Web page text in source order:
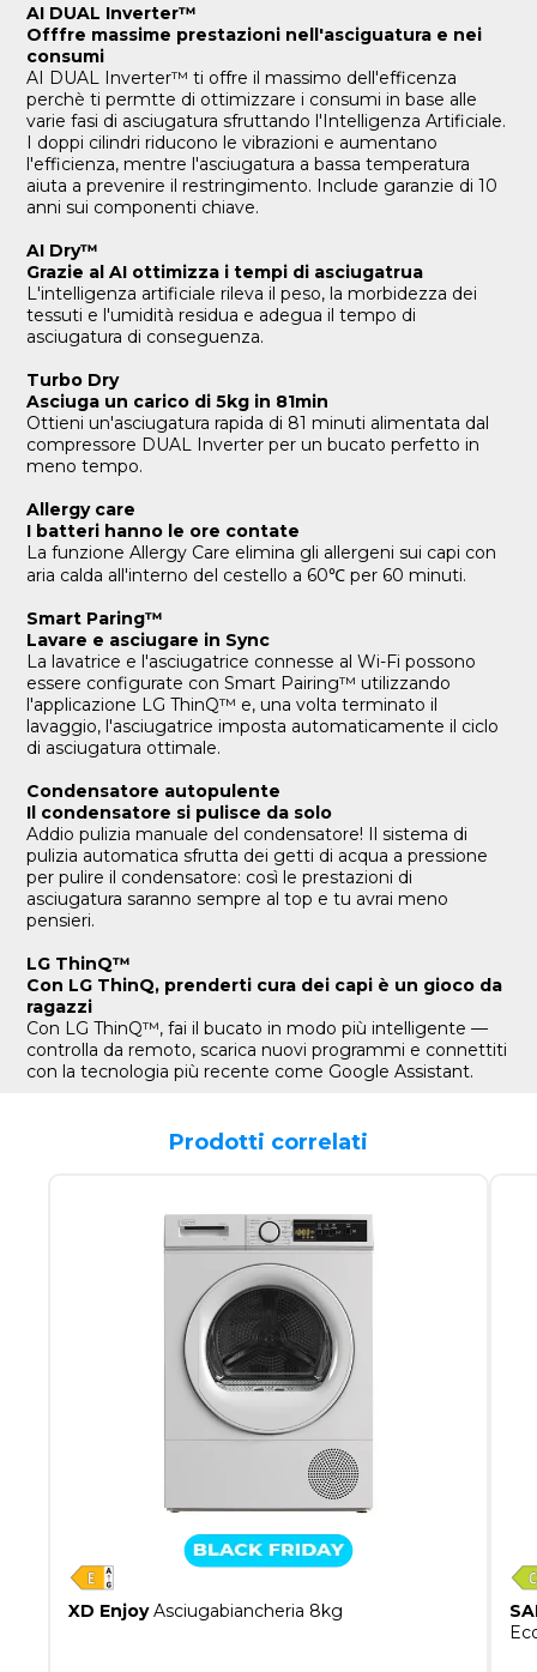
AI DUAL Inverter™
Offfre massime prestazioni nell'asciguatura e nei
consumi
AI DUAL Inverter™ ti offre il massimo dell'efficenza
perchè ti permtte di ottimizzare i consumi in base alle
varie fasi di asciugatura sfruttando l'Intelligenza Artificiale.
I doppi cilindri riducono le vibrazioni e aumentano
l'efficienza, mentre l'asciugatura a bassa temperatura
aiuta a prevenire il restringimento. Include garanzie di 10
anni sui componenti chiave.
AI Dry™
Grazie al AI ottimizza i tempi di asciugatrua
L'intelligenza artificiale rileva il peso, la morbidezza dei
tessuti e l'umidità residua e adegua il tempo di
asciugatura di conseguenza.
Turbo Dry
Asciuga un carico di 5kg in 81min
Ottieni un'asciugatura rapida di 81 minuti alimentata dal
compressore DUAL Inverter per un bucato perfetto in
meno tempo.
Allergy care
I batteri hanno le ore contate
La funzione Allergy Care elimina gli allergeni sui capi con
aria calda all'interno del cestello a 60℃ per 60 minuti.
Smart Paring™
Lavare e asciugare in Sync
La lavatrice e l'asciugatrice connesse al Wi-Fi possono
essere configurate con Smart Pairing™ utilizzando
l'applicazione LG ThinQ™ e, una volta terminato il
lavaggio, l'asciugatrice imposta automaticamente il ciclo
di asciugatura ottimale.
Condensatore autopulente
Il condensatore si pulisce da solo
Addio pulizia manuale del condensatore! Il sistema di
pulizia automatica sfrutta dei getti di acqua a pressione
per pulire il condensatore: così le prestazioni di
asciugatura saranno sempre al top e tu avrai meno
pensieri.
LG ThinQ™
Con LG ThinQ, prenderti cura dei capi è un gioco da
ragazzi
Con LG ThinQ™, fai il bucato in modo più intelligente —
controlla da remoto, scarica nuovi programmi e connettiti
con la tecnologia più recente come Google Assistant.
Prodotti correlati
XD EnjoyAsciugabiancheria 8kg